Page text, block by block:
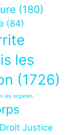
(180)
(84)
les
(1726)
les organes
Droit Justice